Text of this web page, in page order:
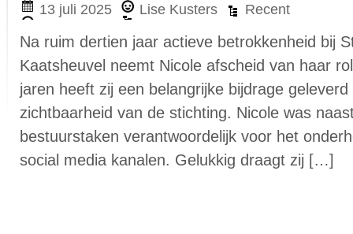
13 juli 2025 Lise Kusters Recent
Na ruim dertien jaar actieve betrokkenheid bij
Kaatsheuvel neemt Nicole afscheid van haar
jaren heeft zij een belangrijke bijdrage
zichtbaarheid van de stichting. Nicole was
bestuurstaken verantwoordelijk voor het
social media kanalen. Gelukkig draagt zij […]